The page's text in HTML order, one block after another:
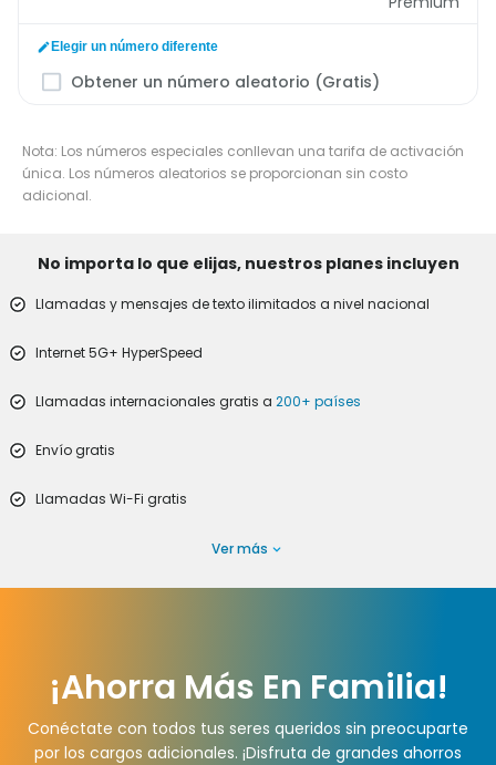
No importa lo que elijas, nuestros planes incluyen
Llamadas y mensajes de texto ilimitados a nivel nacional
Internet 5G+ HyperSpeed
Llamadas internacionales gratis a 200+ países
Envío gratis
Llamadas Wi-Fi gratis
Ver más
Elegir un número diferente
Obtener un número aleatorio (Gratis)
Nota: Los números especiales conllevan una tarifa de activación
única. Los números aleatorios se proporcionan sin costo
adicional.
¡Ahorra Más En Familia!
Conéctate con todos tus seres queridos sin preocuparte
por los cargos adicionales. ¡Disfruta de grandes ahorros